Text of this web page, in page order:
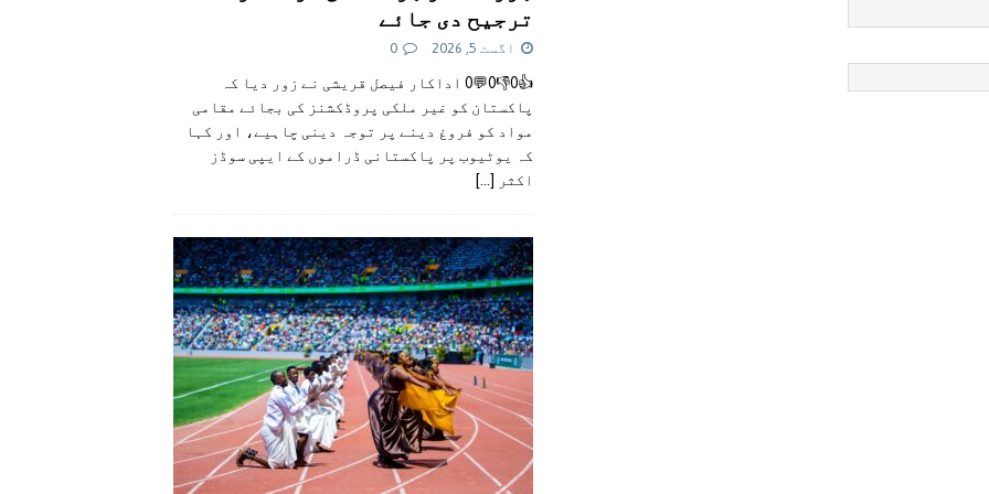
ترجیح دی جائے
اگست 5, 2026 0
👍0👎0💬0 اداکار فیصل قریشی نے زور دیا کہ
پاکستان کو غیر ملکی پروڈکشنز کی بجائے مقامی
مواد کو فروغ دینے پر توجہ دینی چاہیے، اور کہا
کہ یوٹیوب پر پاکستانی ڈراموں کے ایپی سوڈز
اکثر
[...]